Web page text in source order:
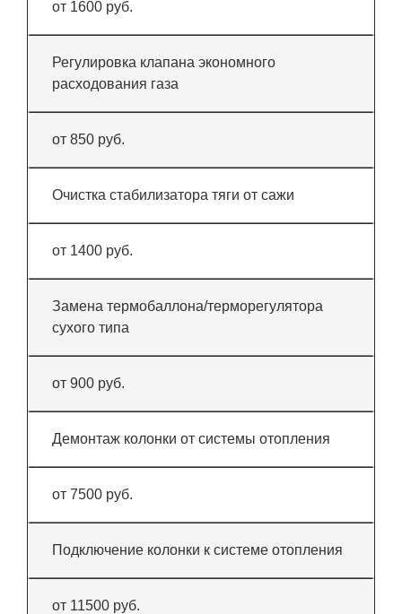
от 1600 руб.
Регулировка клапана экономного
расходования газа
от 850 руб.
Очистка стабилизатора тяги от сажи
от 1400 руб.
Замена термобаллона/терморегулятора
сухого типа
от 900 руб.
Демонтаж колонки от системы отопления
от 7500 руб.
Подключение колонки к системе отопления
от 11500 руб.